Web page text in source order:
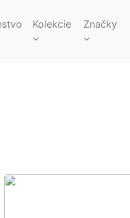
Kolekcie Značky